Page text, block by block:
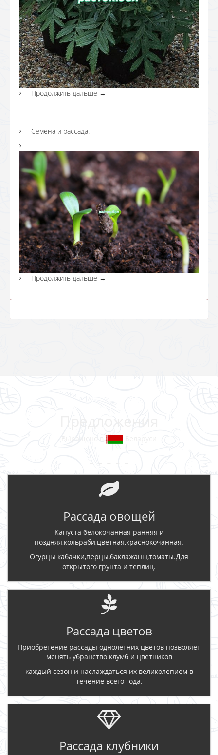
Продолжить дальше →
Семена и рассада.
Продолжить дальше →
Рассада овощей
Капуста белокочанная ранняя и
поздняя,кольраби,цветная,краснокочанная.
Огурцы кабачки,перцы,баклажаны,томаты.Для
открытого грунта и теплиц.
Рассада цветов
Приобретение рассады однолетних цветов позволяет
менять убранство клумб и цветников
каждый сезон и наслаждаться их великолепием в
течение всего года.
Рассада клубники